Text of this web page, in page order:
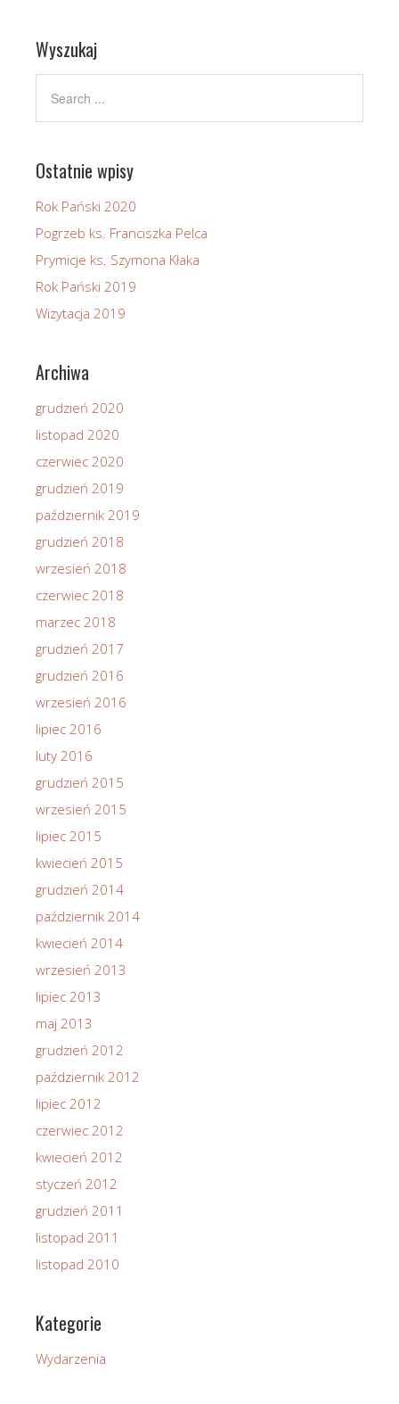
Wyszukaj
Ostatnie wpisy
Rok Pański 2020
Pogrzeb ks. Franciszka Pelca
Prymicje ks. Szymona Kłaka
Rok Pański 2019
Wizytacja 2019
Archiwa
grudzień 2020
listopad 2020
czerwiec 2020
grudzień 2019
październik 2019
grudzień 2018
wrzesień 2018
czerwiec 2018
marzec 2018
grudzień 2017
grudzień 2016
wrzesień 2016
lipiec 2016
luty 2016
grudzień 2015
wrzesień 2015
lipiec 2015
kwiecień 2015
grudzień 2014
październik 2014
kwiecień 2014
wrzesień 2013
lipiec 2013
maj 2013
grudzień 2012
październik 2012
lipiec 2012
czerwiec 2012
kwiecień 2012
styczeń 2012
grudzień 2011
listopad 2011
listopad 2010
Kategorie
Wydarzenia